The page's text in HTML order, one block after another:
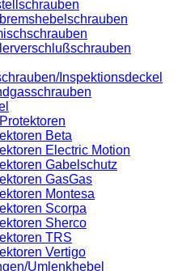
Inspektionsdeckel
Beta
Electric Motion
Gabelschutz
GasGas
Montesa
Scorpa
Sherco
TRS
Vertigo
Umlenkhebel